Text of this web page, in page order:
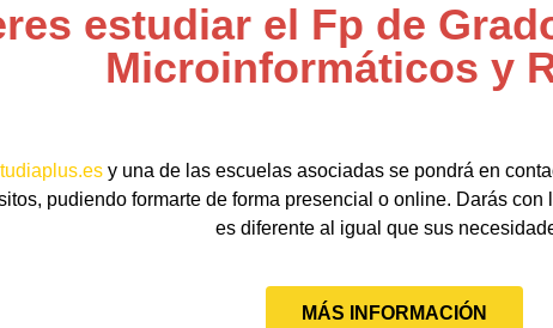
estudiar el Fp de
Microinformáticos y
y una de las escuelas asociadas se pondrá en
pudiendo formarte de forma presencial o online. Darás
es diferente al igual que sus
MÁS INFORMACIÓN